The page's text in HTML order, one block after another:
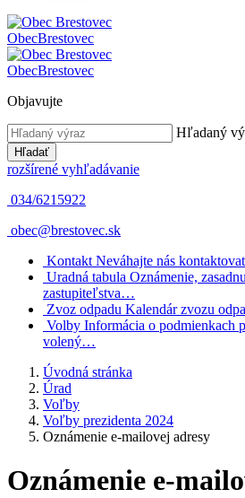
ObecBrestovec
ObecBrestovec
Objavujte
Hľadaný
Hľadať
rozšírené vyhľadávanie
034/6215922
obec@brestovec.sk
Kontakt Neváhajte nás
Uradná tabula Oznámenie,
zastupiteľstva…
Zvoz odpadu Kalendár zvozu
Volby Informácia o podmienkach
volený…
Úvodná stránka
Úrad
Voľby
Voľby prezidenta 2024
Oznámenie e-mailovej adresy
Oznámenie e-